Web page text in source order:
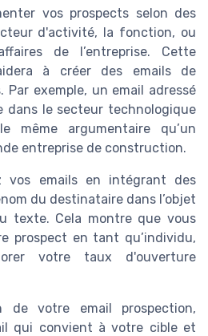
vos prospects selon des
d'activité, la fonction, ou
de l’entreprise. Cette
à créer des emails de
Par exemple, un email adressé
dans le secteur technologique
même argumentaire qu’un
entreprise de construction.
vos emails en intégrant des
du destinataire dans l’objet
texte. Cela montre que vous
prospect en tant qu’individu,
votre taux d'ouverture
de votre email prospection,
qui convient à votre cible et